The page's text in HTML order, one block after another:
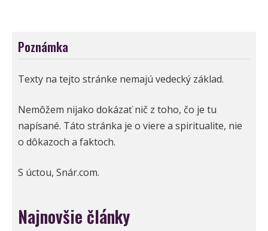
Poznámka
Texty na tejto stránke nemajú vedecký základ.
Nemôžem nijako dokázať nič z toho, čo je tu
napísané. Táto stránka je o viere a spiritualite, nie
o dôkazoch a faktoch.
S úctou, Snár.com.
Najnovšie články